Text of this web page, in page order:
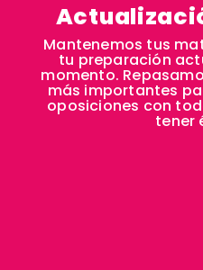
Mantenemos tus
tu preparación
momento.
más importantes
oposiciones con
tener